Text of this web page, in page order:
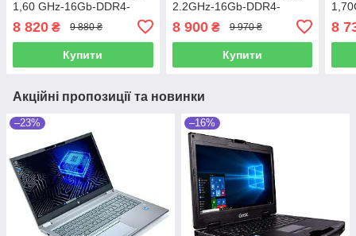
1,60 GHz-16Gb-DDR4-
128Gb-SSD-W13.3-FHD-
IPS-Web-Modem-(B)-Б/В
8 820 ₴ 9 880 ₴
Купити
2.2GHz-16Gb-DDR4-
256Gb-SSD-W15.5-FHD-
IPS-Web-(B)-Б/B
8 900₴ 9 970 ₴
Купити
8
Акційні пропозиції та новинки
–23% –16%